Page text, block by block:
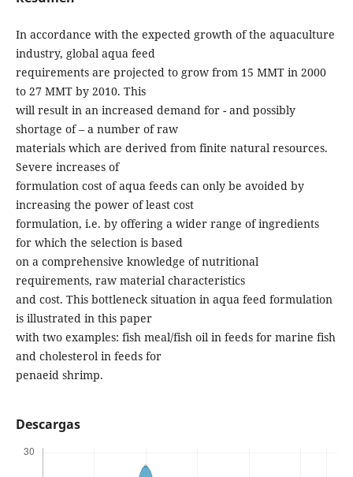
In accordance with the expected growth of the aquaculture
industry, global aqua feed
requirements are projected to grow from 15 MMT in 2000
to 27 MMT by 2010. This
will result in an increased demand for - and possibly
shortage of – a number of raw
materials which are derived from finite natural resources.
Severe increases of
formulation cost of aqua feeds can only be avoided by
increasing the power of least cost
formulation, i.e. by offering a wider range of ingredients
for which the selection is based
on a comprehensive knowledge of nutritional
requirements, raw material characteristics
and cost. This bottleneck situation in aqua feed formulation
is illustrated in this paper
with two examples: fish meal/fish oil in feeds for marine fish
and cholesterol in feeds for
penaeid shrimp.
Descargas